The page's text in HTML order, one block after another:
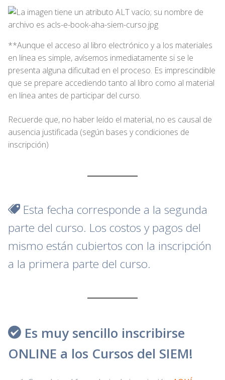
**Aunque el acceso al libro electrónico y a los materiales
en línea es simple, avísemos inmediatamente si se le
presenta alguna dificultad en el proceso. Es imprescindible
que se prepare accediendo tanto al libro como al material
en línea antes de participar del curso.
Recuerde que, no haber leído el material, no es causal de
ausencia justificada (según bases y condiciones de
inscripción)
Esta fecha corresponde a la segunda
parte del curso. Los costos y pagos del
mismo están cubiertos con la inscripción
a la primera parte del curso.
Es muy sencillo inscribirse
ONLINE a los Cursos del SIEM!